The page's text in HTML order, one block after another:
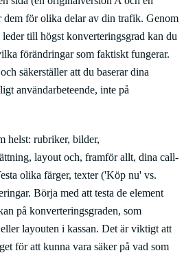
dem för olika delar av din trafik. Genom
till högst konverteringsgrad kan du
förändringar som faktiskt fungerar.
säkerställer att du baserar dina
användarbeteende, inte på
helst: rubriker, bilder,
layout och, framför allt, dina call-
olika färger, texter ('Köp nu' vs.
Börja med att testa de element
på konverteringsgraden, som
layouten i kassan. Det är viktigt att
för att kunna vara säker på vad som